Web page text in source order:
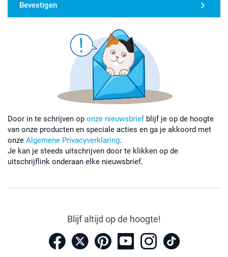
Bevestigen
Door in te schrijven op onze nieuwsbriefblijf je op de hoogte
van onze producten en speciale acties en ga je akkoord met
onze Algemene Privacyverklaring.
Je kan je steeds uitschrijven door te klikken op de
uitschrijflink onderaan elke nieuwsbrief.
Blijf altijd op de hoogte!